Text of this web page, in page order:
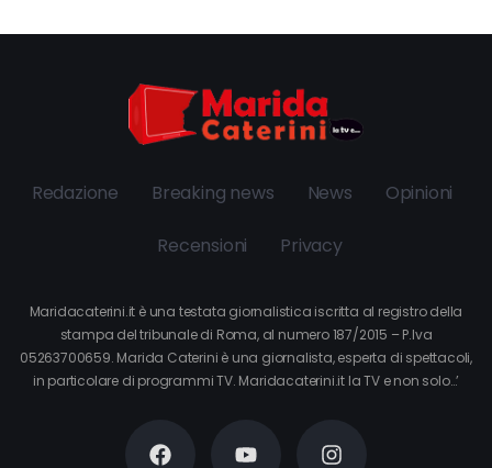
Redazione Breaking news News Opinioni
Recensioni Privacy
Maridacaterini.it è una testata giornalistica iscritta al registro della
stampa del tribunale di Roma, al numero 187/2015 – P.Iva
05263700659. Marida Caterini è una giornalista, esperta di spettacoli,
in particolare di programmi TV. Maridacaterini.it la TV e non solo…’